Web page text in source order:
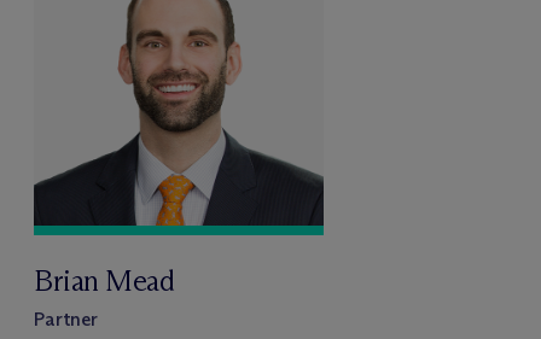
Brian Mead
Partner